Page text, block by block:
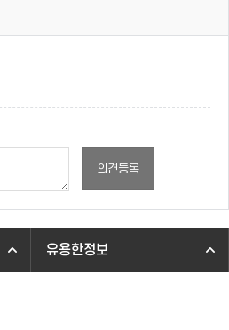
의견등록
유용한정보